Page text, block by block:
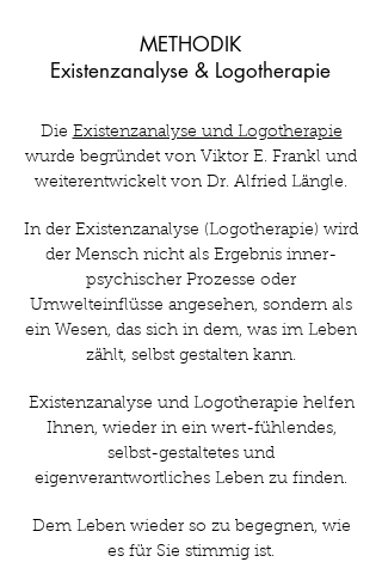
METHODIK​
Existenzanalyse & Logotherapie
Die Existenzanalyse und Logotherapie
wurde begründet von Viktor E. Frankl und
weiterentwickelt von Dr. Alfried Längle.
In der Existenzanalyse (Logotherapie) wird
der Mensch nicht als Ergebnis inner-
psychischer Prozesse oder
Umwelteinflüsse angesehen, sondern als
ein Wesen, das sich in dem, was im Leben
zählt, selbst gestalten kann.
Existenzanalyse und Logotherapie helfen
Ihnen, wieder in ein wert-fühlendes,
selbst-gestaltetes und
eigenverantwortliches Leben zu finden.
Dem Leben wieder so zu begegnen, wie
es für Sie stimmig ist.